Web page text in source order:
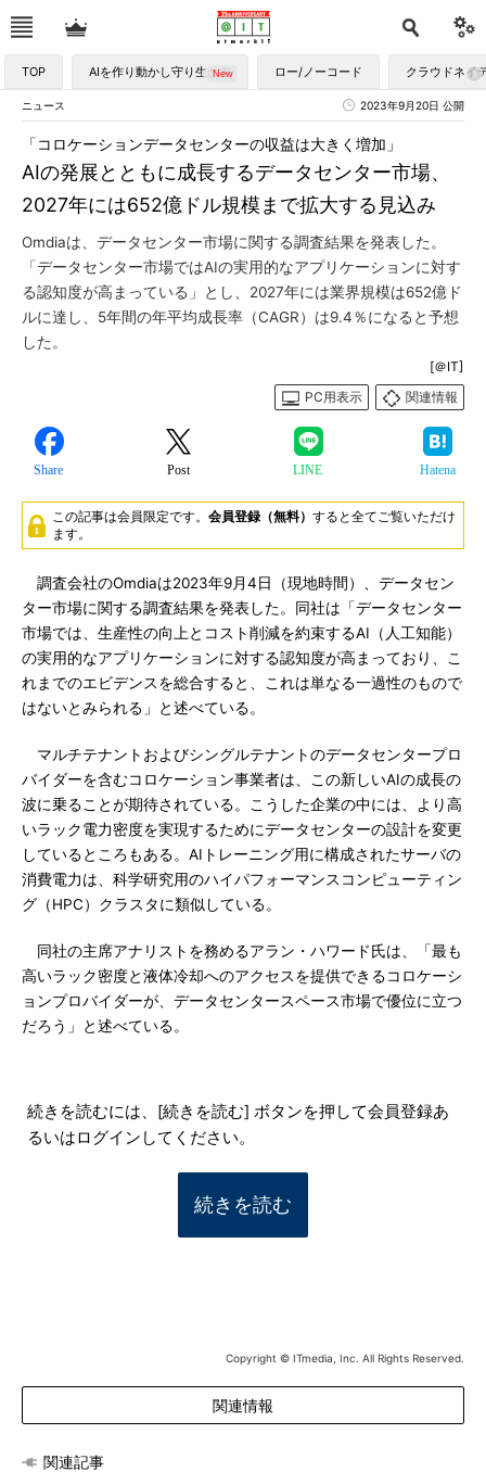
TOP AIを作り動かし守り生かす ロー/ノーコード クラウドネイ
ニュース 2023年9月20日 公開
AIの発展とともに成長するデータセンター市場、
2027年には652億ドル規模まで拡大する見込み
「コロケーションデータセンターの収益は大きく増加」
Omdiaは、データセンター市場に関する調査結果を発表した。
「データセンター市場ではAIの実用的なアプリケーションに対す
る認知度が高まっている」とし、2027年には業界規模は652億ド
ルに達し、5年間の年平均成長率（CAGR）は9.4％になると予想
した。
[＠IT]
PC用表示
関連情報
Share Post LINE Hatena
この記事は会員限定です。 会員登録（無料） すると全てご覧いただけ
ます。
調査会社のOmdiaは2023年9月4日（現地時間）、データセン
ター市場に関する調査結果を発表した。同社は「データセンター
市場では、生産性の向上とコスト削減を約束するAI（人工知能）
の実用的なアプリケーションに対する認知度が高まっており、こ
れまでのエビデンスを総合すると、これは単なる一過性のもので
はないとみられる」と述べている。
マルチテナントおよびシングルテナントのデータセンタープロ
バイダーを含むコロケーション事業者は、この新しいAIの成長の
波に乗ることが期待されている。こうした企業の中には、より高
いラック電力密度を実現するためにデータセンターの設計を変更
しているところもある。AIトレーニング用に構成されたサーバの
消費電力は、科学研究用のハイパフォーマンスコンピューティン
グ（HPC）クラスタに類似している。
同社の主席アナリストを務めるアラン・ハワード氏は、「最も
高いラック密度と液体冷却へのアクセスを提供できるコロケーシ
ョンプロバイダーが、データセンタースペース市場で優位に立つ
だろう」と述べている。
続きを読むには、[続きを読む] ボタンを押して会員登録あ
るいはログインしてください。
続きを読む
Copyright © ITmedia, Inc. All Rights Reserved.
関連情報
関連記事